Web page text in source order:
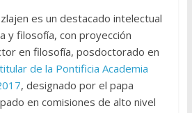
es un destacado intelectual
y filosofía, con proyección
en filosofía, posdoctorado en
de la Pontificia Academia
, designado por el papa
en comisiones de alto nivel